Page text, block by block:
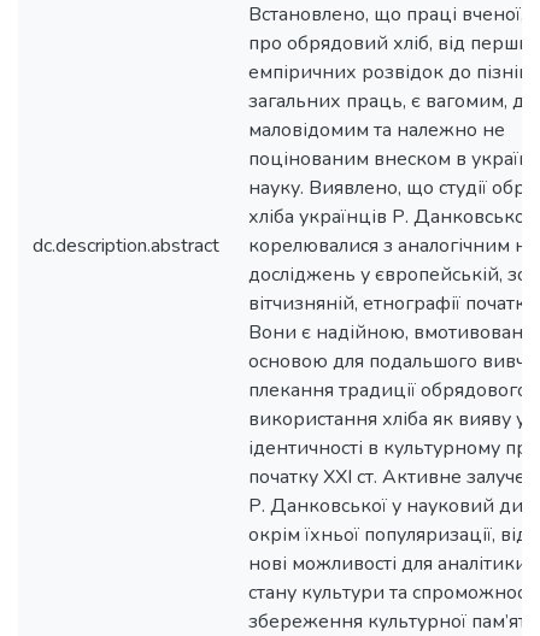
dc.description.abstract
Встановлено, що праці вченої,
про обрядовий хліб, від перших
емпіричних розвідок до
загальних праць, є вагомим,
маловідомим та належно не
поцінованим внеском в
науку. Виявлено, що студії
хліба українців Р. Данковської
корелювалися з аналогічним
досліджень у європейській,
вітчизняній, етнографії
Вони є надійною,
основою для подальшого
плекання традиції обрядового
використання хліба як вияву
ідентичності в культурному
початку ХХІ ст. Активне
Р. Данковської у науковий
окрім їхньої популяризації,
нові можливості для аналітики
стану культури та спроможності
збереження культурної пам’яті.